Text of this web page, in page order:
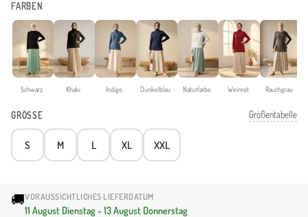
FARBEN
Schwarz Khaki Indigo Dunkelblau Naturfarbe Weinrot Rauchgrau
GRÖSSE Größentabelle
S M L XL XXL
🚚VORAUSSICHTLICHES LIEFERDATUM
11 August Dienstag - 13 August Donnerstag